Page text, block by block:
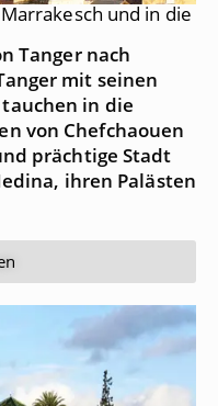
und in die
Tanger nach
mit seinen
in die
von Chefchaouen
prächtige Stadt
ihren Palästen